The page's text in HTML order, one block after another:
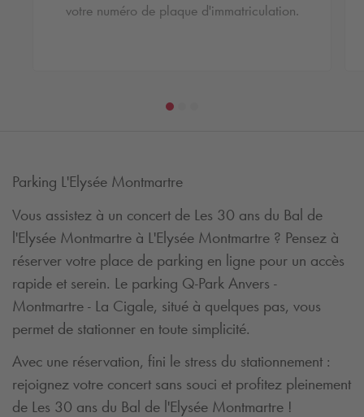
votre numéro de plaque d'immatriculation.
Parking L'Elysée Montmartre
Vous assistez à un concert de Les 30 ans du Bal de
l'Elysée Montmartre à L'Elysée Montmartre ? Pensez à
réserver votre place de parking en ligne pour un accès
rapide et serein. Le parking Q-Park Anvers -
Montmartre - La Cigale, situé à quelques pas, vous
permet de stationner en toute simplicité.
Avec une réservation, fini le stress du stationnement :
rejoignez votre concert sans souci et profitez pleinement
de Les 30 ans du Bal de l'Elysée Montmartre !